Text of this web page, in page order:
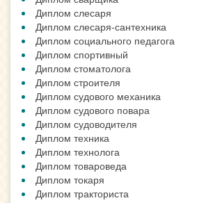
Диплом слесаря
Диплом слесаря-сантехника
Диплом социального педагога
Диплом спортивный
Диплом стоматолога
Диплом строителя
Диплом судового механика
Диплом судового повара
Диплом судоводителя
Диплом техника
Диплом технолога
Диплом товароведа
Диплом токаря
Диплом тракториста